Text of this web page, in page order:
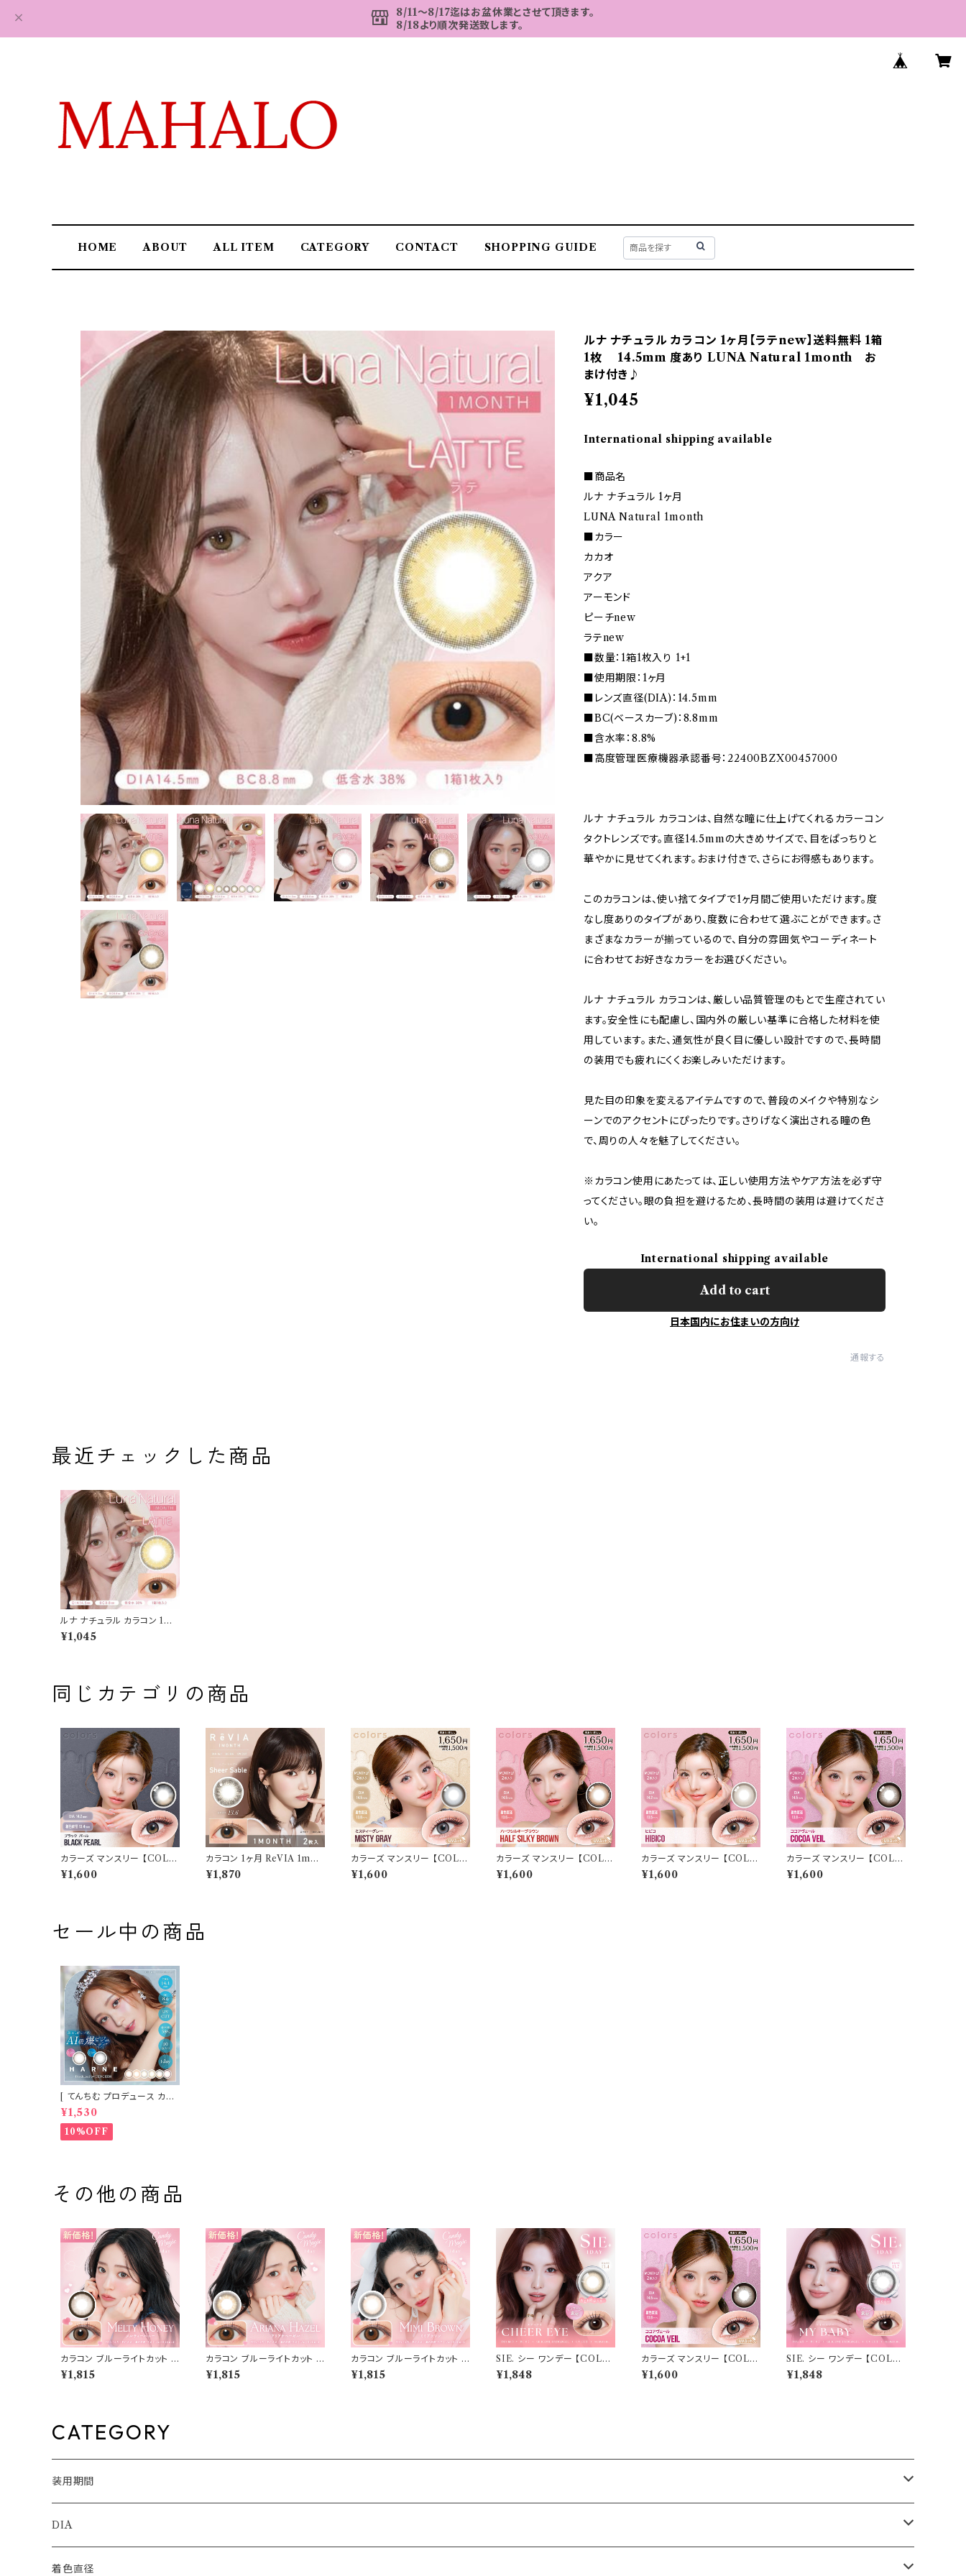
8/11～8/17迄はお盆休業とさせて頂きます。
8/18より順次発送致します。
HOME ABOUT ALL ITEM CATEGORY CONTACT SHOPPING GUIDE
ルナ ナチュラル カラコン 1ヶ月【ラテnew】送料無料 1箱
1枚 14.5mm 度あり LUNA Natural 1month お
まけ付き♪
¥1,045
International shipping available
■商品名
ルナ ナチュラル 1ヶ月
LUNA Natural 1month
■カラー
カカオ
アクア
アーモンド
ピーチnew
ラテnew
■数量：1箱1枚入り 1+1
■使用期限：1ヶ月
■レンズ直径(DIA)：14.5mm
■BC(ベースカーブ)：8.8mm
■含水率：8.8%
■高度管理医療機器承認番号：22400BZX00457000
ルナ ナチュラル カラコンは、自然な瞳に仕上げてくれるカラーコン
タクトレンズです。直径14.5mmの大きめサイズで、目をぱっちりと
華やかに見せてくれます。おまけ付きで、さらにお得感もあります。
このカラコンは、使い捨てタイプで1ヶ月間ご使用いただけます。度
なし度ありのタイプがあり、度数に合わせて選ぶことができます。さ
まざまなカラーが揃っているので、自分の雰囲気やコーディネート
に合わせてお好きなカラーをお選びください。
ルナ ナチュラル カラコンは、厳しい品質管理のもとで生産されてい
ます。安全性にも配慮し、国内外の厳しい基準に合格した材料を使
用しています。また、通気性が良く目に優しい設計ですので、長時間
の装用でも疲れにくくお楽しみいただけます。
見た目の印象を変えるアイテムですので、普段のメイクや特別なシ
ーンでのアクセントにぴったりです。さりげなく演出される瞳の色
で、周りの人々を魅了してください。
※カラコン使用にあたっては、正しい使用方法やケア方法を必ず守
ってください。眼の負担を避けるため、長時間の装用は避けてくださ
い。
International shipping available
Add to cart
日本国内にお住まいの方向け
通報する
最近チェックした商品
ルナ ナチュラル カラコン 1ヶ
月【ラテnew】送料無料 1箱1
枚 14.5mm 度あり LUNA
¥1,045
同じカテゴリの商品
カラーズ マンスリー 【COLO
R：ブラックパール】 【1箱2枚
入】【 一条響 イメージモデル
¥1,600
カラコン 1ヶ月 ReVIA 1mon
th【 COLOR：シアーセーブ
ル】カラコン 1ヶ月 １箱２枚 度
¥1,870
カラーズ マンスリー 【COLO
R：ミスティーグレー】 【1箱2枚
入】【 一条響 イメージモデル
¥1,600
カラーズ マンスリー 【COLO
R：ハーフシルキーブラウン】
【1箱2枚入】【 一条響 イメー
¥1,600
カラーズ マンスリー 【COLO
R：ヒビコ】 【1箱2枚入】【 一条
響 イメージモデル 】 韓国系レ
¥1,600
カラーズ マンスリー 【COLO
R：ココアヴェール】 【1箱2枚
入】【 一条響 イメージモデル
¥1,600
セール中の商品
[ てんちむ プロデュース カラ
コン ] HARNE (ハルネ) ワン
デー 1day 10枚入り （当日発
送） 1day
¥1,530
10%OFF
その他の商品
カラコン ブルーライトカット キ
ャンディーマジック ワンデー
【COLOR：メルティハニー】1
トレンズ
¥1,815
カラコン ブルーライトカット キ
ャンディーマジック ワンデー
【COLOR：アリアナヘーゼ
¥1,815
カラコン ブルーライトカット キ
ャンディーマジック ワンデー
【COLOR：ミミブラウン】1箱1
¥1,815
SIE. シー ワンデー 【COLO
R：チア―アイ 】 1箱10枚入 シ
リコーン 回らない水光レンズ
¥1,848
カラーズ マンスリー 【COLO
R：ココアヴェール】 【1箱2枚
入】【 一条響 イメージモデル
¥1,600
SIE. シー ワンデー 【COLO
R：マイベイビー】 1箱10枚入
シリコーン 回らない水光レン
¥1,848
CATEGORY
装用期間
1day
1month
DIA
14.0mm
着色直径